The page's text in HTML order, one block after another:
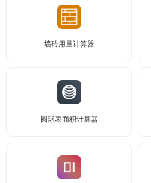
墙砖用量计算器
圆球表面积计算器